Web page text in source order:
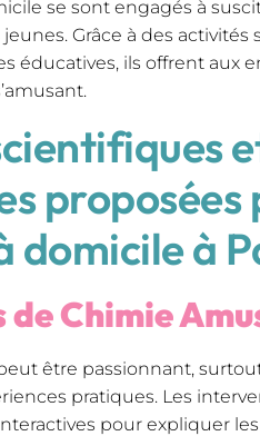
se sont engagés à
jeunes. Grâce à des
éducatives, ils offrent aux
proposées
domicile à
de Chimie
être passionnant,
pratiques. Les
pour expliquer